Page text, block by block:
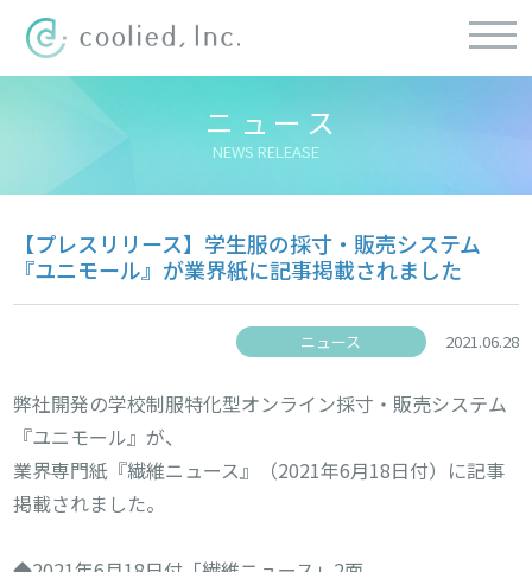
ニュース
NEWS RELEASE
【プレスリリース】学生服の採寸・販売システム
『ユニモール』が業界紙に記事掲載されました
ニュース 2021.06.28
弊社開発の学校制服特化型オンライン採寸・販売システム
『ユニモール』が、
業界専門紙『繊維ニュース』（2021年6月18日付）に記事
掲載されました。